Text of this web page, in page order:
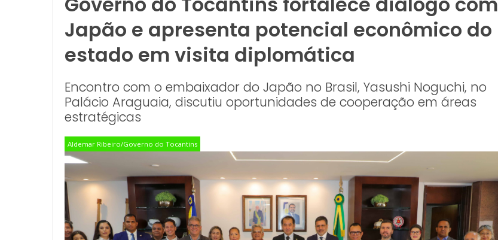
Japão e apresenta potencial econômico do
estado em visita diplomática
Encontro com o embaixador do Japão no Brasil, Yasushi Noguchi, no
Palácio Araguaia, discutiu oportunidades de cooperação em áreas
estratégicas
Aldemar Ribeiro/Governo do Tocantins